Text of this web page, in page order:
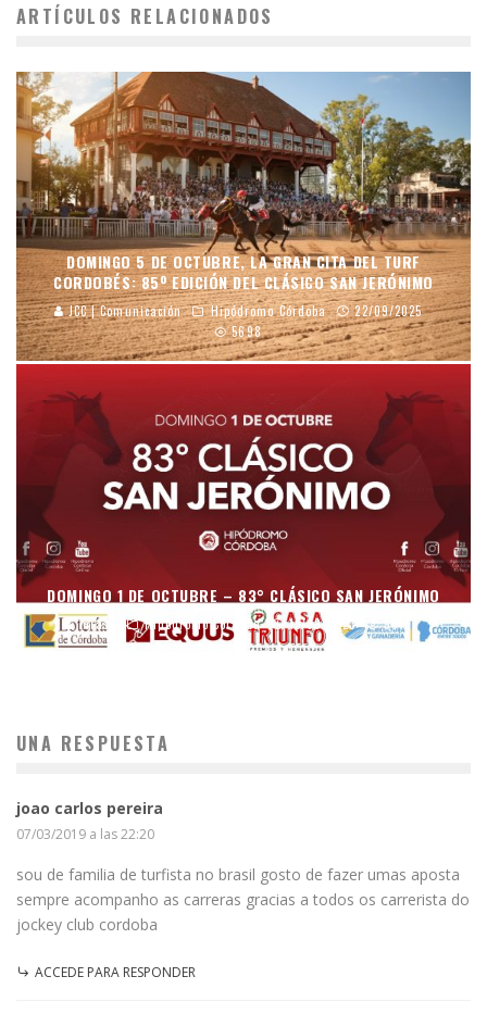
ARTÍCULOS RELACIONADOS
DOMINGO 5 DE OCTUBRE, LA GRAN CITA DEL TURF
CORDOBÉS: 85º EDICIÓN DEL CLÁSICO SAN JERÓNIMO
JCC | Comunicación Hipódromo Córdoba
22/09/2025
5698
DOMINGO 1 DE OCTUBRE – 83° CLÁSICO SAN JERÓNIMO
mraso Hipódromo Córdoba 15/09/2023 9012
UNA RESPUESTA
joao carlos pereira
07/03/2019 a las 22:20
sou de familia de turfista no brasil gosto de fazer umas aposta
sempre acompanho as carreras gracias a todos os carrerista do
jockey club cordoba
ACCEDE PARA RESPONDER